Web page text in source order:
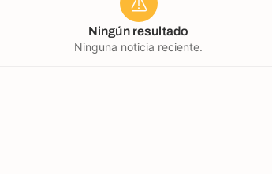
Ningún resultado
Ninguna noticia reciente.